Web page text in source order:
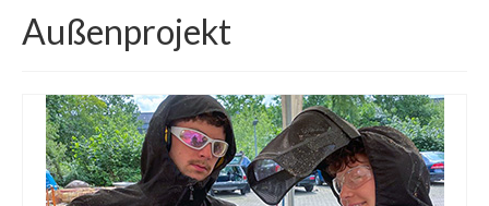
AUSBILDUNG
LINKS
LOGIN
Außenprojekt